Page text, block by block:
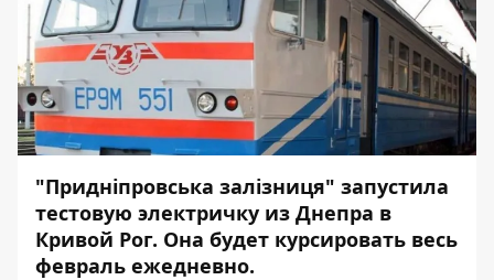
"Придніпровська залізниця" запустила
тестовую электричку из Днепра в
Кривой Рог. Она будет курсировать весь
февраль ежедневно.